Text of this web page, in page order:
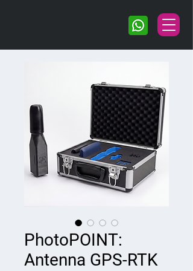
PhotoPOINT:
Antenna GPS-RTK